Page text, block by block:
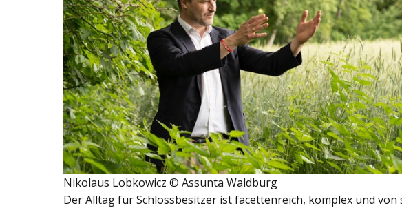
Nikolaus Lobkowicz © Assunta Waldburg
Der Alltag für Schlossbesitzer ist facettenreich, komplex und